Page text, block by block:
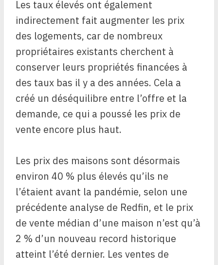
Les taux élevés ont également
indirectement fait augmenter les prix
des logements, car de nombreux
propriétaires existants cherchent à
conserver leurs propriétés financées à
des taux bas il y a des années. Cela a
créé un déséquilibre entre l’offre et la
demande, ce qui a poussé les prix de
vente encore plus haut.
Les prix des maisons sont désormais
environ 40 % plus élevés qu’ils ne
l’étaient avant la pandémie, selon une
précédente analyse de Redfin, et le prix
de vente médian d’une maison n’est qu’à
2 % d’un nouveau record historique
atteint l’été dernier. Les ventes de